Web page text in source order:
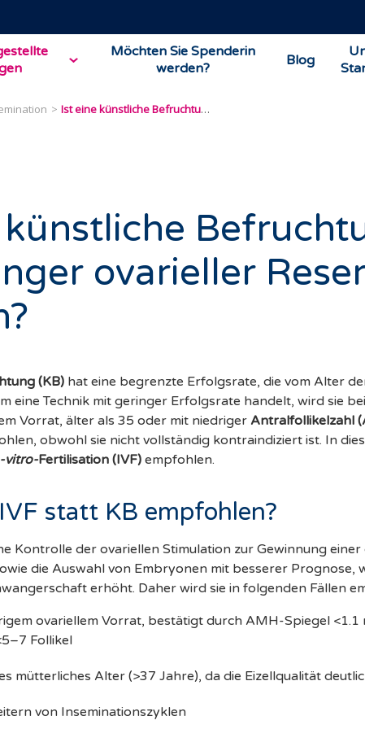
Möchten Sie Spenderin
werden?
Blog
Ist eine künstliche Befruchtung bei geringer ovarieller Reserve möglich?
künstliche
ovarieller
(KB) hat eine begrenzte Erfolgsrate, die vom Alter
eine Technik mit geringer Erfolgsrate handelt, wird sie
Vorrat, älter als 35 oder mit niedriger Antralfollikelzahl
obwohl sie nicht vollständig kontraindiziert ist. In
vitro-Fertilisation (IVF) empfohlen.
statt KB empfohlen?
Kontrolle der ovariellen Stimulation zur Gewinnung
die Auswahl von Embryonen mit besserer Prognose,
erhöht. Daher wird sie in folgenden Fällen
ovariellem Vorrat, bestätigt durch AMH-Spiegel <1.1
Follikel
mütterliches Alter (>37 Jahre), da die Eizellqualität
von Inseminationszyklen